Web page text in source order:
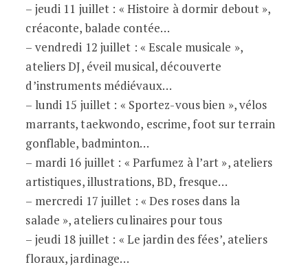
– jeudi 11 juillet : « Histoire à dormir debout »,
créaconte, balade contée…
– vendredi 12 juillet : « Escale musicale »,
ateliers DJ, éveil musical, découverte
d’instruments médiévaux…
– lundi 15 juillet : « Sportez-vous bien », vélos
marrants, taekwondo, escrime, foot sur terrain
gonflable, badminton…
– mardi 16 juillet : « Parfumez à l’art », ateliers
artistiques, illustrations, BD, fresque…
– mercredi 17 juillet : « Des roses dans la
salade », ateliers culinaires pour tous
– jeudi 18 juillet : « Le jardin des fées’, ateliers
floraux, jardinage…